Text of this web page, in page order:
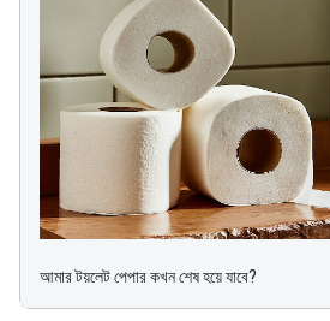
আমার টয়লেট পেপার কখন শেষ হয়ে যাবে?